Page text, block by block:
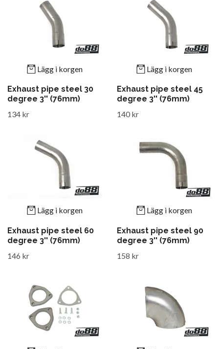
Lägg i korgen
Exhaust pipe steel 30
degree 3'' (76mm)
134 kr
Lägg i korgen
Exhaust pipe steel 45
degree 3'' (76mm)
140 kr
Lägg i korgen
Exhaust pipe steel 60
degree 3'' (76mm)
146 kr
Lägg i korgen
Exhaust pipe steel 90
degree 3'' (76mm)
158 kr